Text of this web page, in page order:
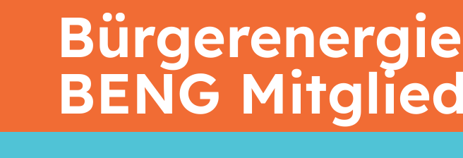
BENG